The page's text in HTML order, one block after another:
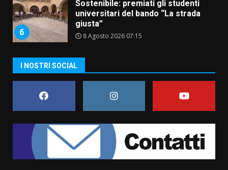
7
“I Contestatori: Musica di
Rivoluzione”: nuovo
appuntamento con “Fasano in
Banda”
1
TARI, Scianaro: “Uniti per una
proposta concreta di
abbattimento per i cittadini
fasanesi”
10 Agosto 2026 06:05
Grande successo per la “Sagra
del Pesce Spada” a Savelletri
I NOSTRI SOCIAL